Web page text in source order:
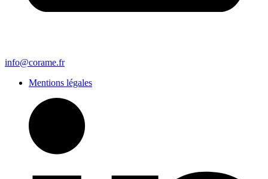
info@corame.fr
Mentions légales